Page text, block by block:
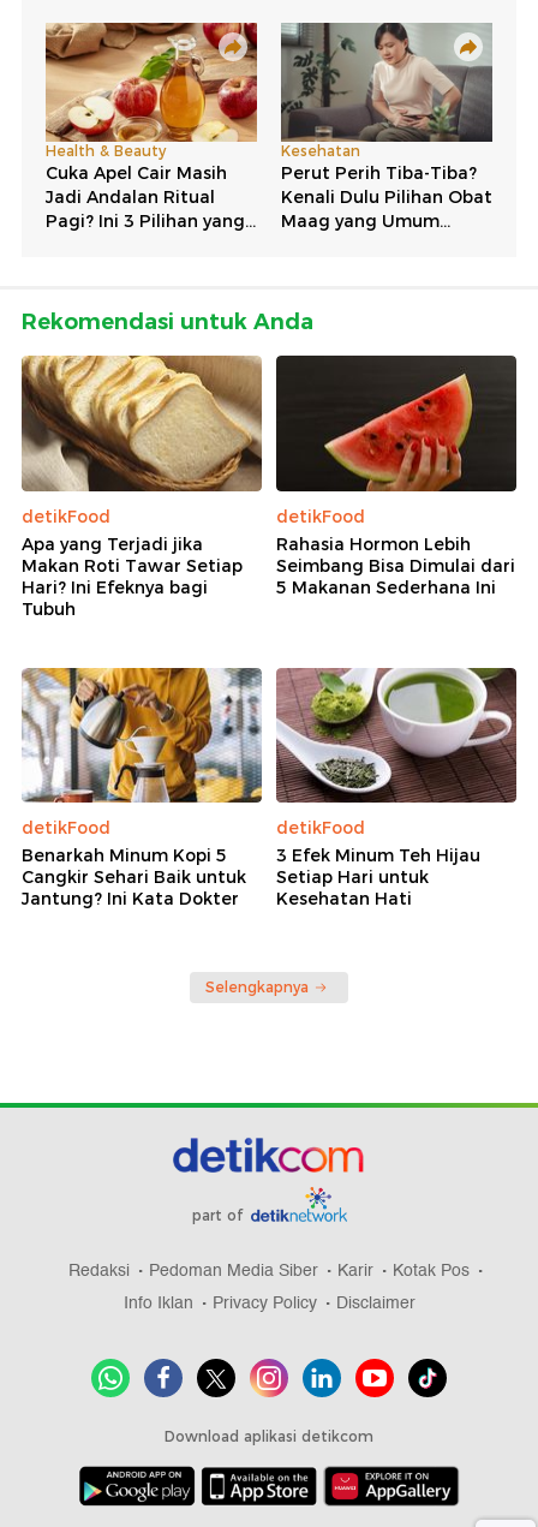
Rekomendasi untuk Anda
detikFood
Apa yang Terjadi jika
Makan Roti Tawar Setiap
Hari? Ini Efeknya bagi
Tubuh
detikFood
Rahasia Hormon Lebih
Seimbang Bisa Dimulai dari
5 Makanan Sederhana Ini
detikFood
Benarkah Minum Kopi 5
Cangkir Sehari Baik untuk
Jantung? Ini Kata Dokter
detikFood
3 Efek Minum Teh Hijau
Setiap Hari untuk
Kesehatan Hati
Selengkapnya
part of
Redaksi Pedoman Media Siber Karir
Kotak Pos
Info Iklan
Privacy Policy Disclaimer
Download aplikasi detikcom